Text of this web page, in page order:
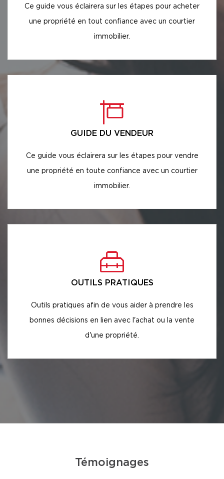
Ce guide vous éclairera sur les étapes pour acheter
une propriété en tout confiance avec un courtier
immobilier.
GUIDE DU VENDEUR
Ce guide vous éclairera sur les étapes pour vendre
une propriété en toute confiance avec un courtier
immobilier.
OUTILS PRATIQUES
Outils pratiques afin de vous aider à prendre les
bonnes décisions en lien avec l'achat ou la vente
d'une propriété.
Témoignages